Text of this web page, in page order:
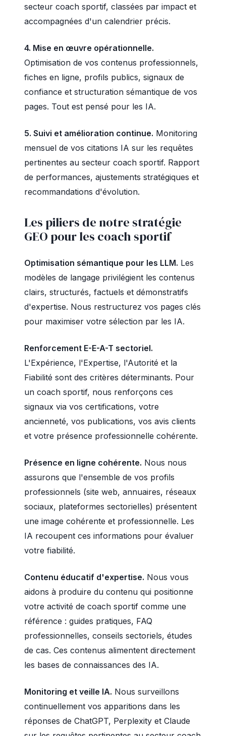
secteur coach sportif, classées par impact et
accompagnées d'un calendrier précis.
4. Mise en œuvre opérationnelle.
Optimisation de vos contenus professionnels,
fiches en ligne, profils publics, signaux de
confiance et structuration sémantique de vos
pages. Tout est pensé pour les IA.
5. Suivi et amélioration continue. Monitoring
mensuel de vos citations IA sur les requêtes
pertinentes au secteur coach sportif. Rapport
de performances, ajustements stratégiques et
recommandations d'évolution.
Les piliers de notre stratégie
GEO pour les coach sportif
Optimisation sémantique pour les LLM. Les
modèles de langage privilégient les contenus
clairs, structurés, factuels et démonstratifs
d'expertise. Nous restructurez vos pages clés
pour maximiser votre sélection par les IA.
Renforcement E-E-A-T sectoriel.
L'Expérience, l'Expertise, l'Autorité et la
Fiabilité sont des critères déterminants. Pour
un coach sportif, nous renforçons ces
signaux via vos certifications, votre
ancienneté, vos publications, vos avis clients
et votre présence professionnelle cohérente.
Présence en ligne cohérente. Nous nous
assurons que l'ensemble de vos profils
professionnels (site web, annuaires, réseaux
sociaux, plateformes sectorielles) présentent
une image cohérente et professionnelle. Les
IA recoupent ces informations pour évaluer
votre fiabilité.
Contenu éducatif d'expertise. Nous vous
aidons à produire du contenu qui positionne
votre activité de coach sportif comme une
référence : guides pratiques, FAQ
professionnelles, conseils sectoriels, études
de cas. Ces contenus alimentent directement
les bases de connaissances des IA.
Monitoring et veille IA. Nous surveillons
continuellement vos apparitions dans les
réponses de ChatGPT, Perplexity et Claude